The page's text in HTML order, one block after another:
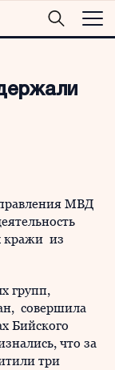
МВД
кражи из
групп,
совершила
Бийского
что за
три